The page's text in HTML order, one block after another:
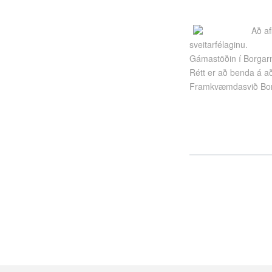
Að
sveitarfélaginu.
Gámastöðin í
Rétt er að benda á
Framkvæmdasvið